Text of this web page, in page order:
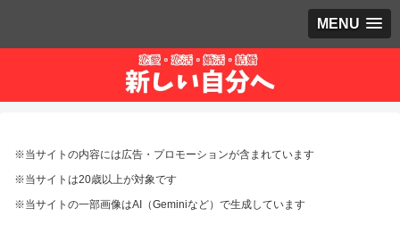
MENU
※当サイトの内容には広告・プロモーションが含まれています
※当サイトは20歳以上が対象です
※当サイトの一部画像はAI（Geminiなど）で生成しています